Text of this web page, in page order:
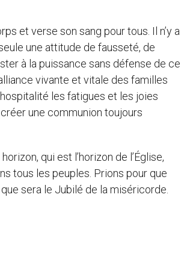
et verse son sang pour tous. Il n’y a
une attitude de fausseté, de
à la puissance sans défense de ce
vivante et vitale des familles
les fatigues et les joies
une communion toujours
qui est l’horizon de l’Église,
tous les peuples. Prions pour que
sera le Jubilé de la miséricorde.